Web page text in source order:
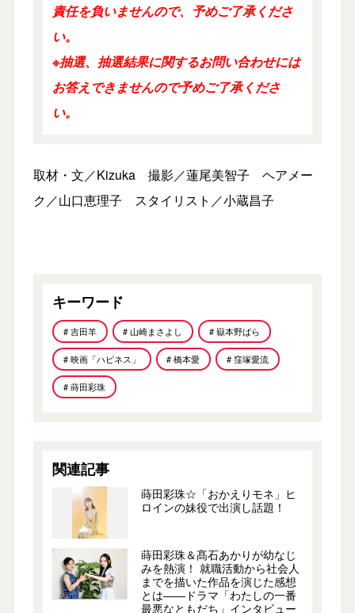
責任を負いませんので、予めご了承くださ
い。
※抽選、抽選結果に関するお問い合わせには
お答えできませんので予めご了承くださ
い。
取材・文／Kizuka 撮影／蓮尾美智子 ヘアメー
ク／山口恵理子 スタイリスト／小蔵昌子
キーワード
# 吉田羊 # 山崎まさよし # 嶽本野ばら
# 映画「ハピネス」 # 橋本愛 # 窪塚愛流
# 蒔田彩珠
関連記事
蒔田彩珠☆「おかえりモネ」ヒ
ロインの妹役で出演し話題！
蒔田彩珠＆髙石あかりが幼なじ
みを熱演！ 就職活動から社会人
までを描いた作品を演じた感想
とは――ドラマ「わたしの一番
最悪なともだち」インタビュー